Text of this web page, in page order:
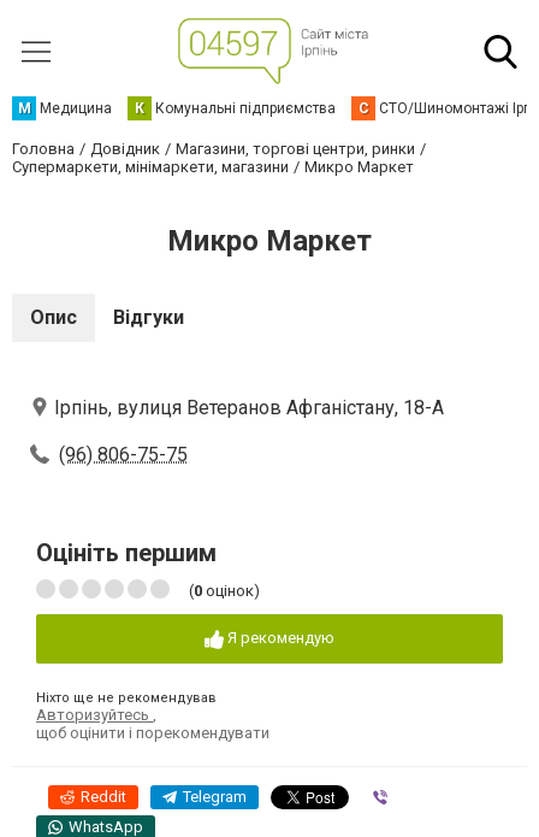
М Медицина К Комунальні підприємства С СТО/Шиномонтажі
Головна Довідник
Магазини, торгові центри, ринки
Супермаркети, мінімаркети, магазини
Микро Маркет
Микро Маркет
Опис Відгуки
Ірпінь, вулиця Ветеранов Афганістану, 18-А
(96) 806-75-75
Оцініть першим
(0 оцінок)
Я рекомендую
Ніхто ще не рекомендував
Авторизуйтесь
щоб оцінити і порекомендувати
Reddit Telegram
WhatsApp